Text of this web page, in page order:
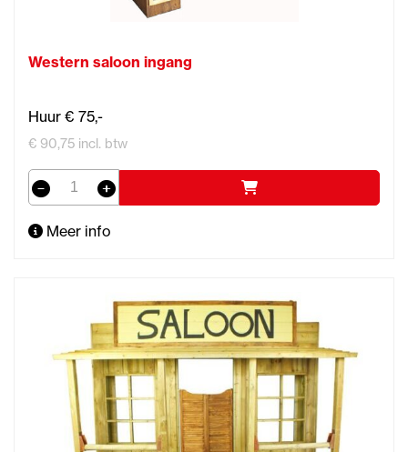
Western saloon ingang
Huur € 75,-
€ 90,75 incl. btw
Meer info